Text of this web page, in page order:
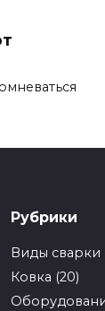
Рубрики
Виды сварки
Ковка (20)